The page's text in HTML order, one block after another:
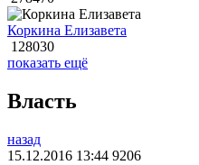
Коркина Елизавета
128030
показать ещё
Власть
назад
15.12.2016 13:44 9206